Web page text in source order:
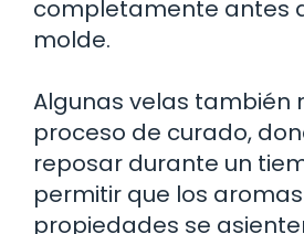
completamente antes
molde.
Algunas velas también
proceso de curado,
reposar durante un
permitir que los
propiedades se